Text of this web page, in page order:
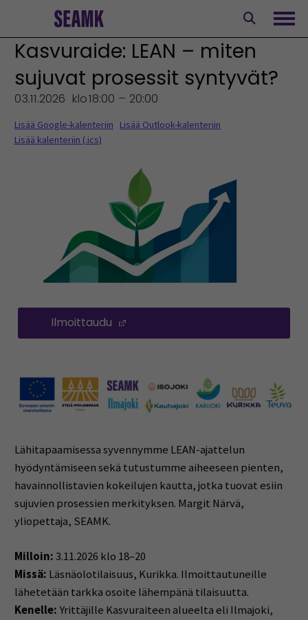
Kasvuraide: LEAN – miten
sujuvat prosessit syntyvät?
03.11.2026 klo18:00 – 20:00
Lisää Google-kalenteriin
Lisää Outlook-kalenteriin
Lisää kalenteriin (.ics)
Ilmoittaudu
Lähitapaamisessa syvennymme LEAN-ajattelun
hyödyntämiseen sekä tutustumme aiheeseen pienten,
havainnollistavien kokeilujen kautta, jotka tuovat esiin
sujuvien prosessien merkityksen. Margit Närvä,
yliopettaja, SEAMK.
Milloin:3.11.2026 klo 18–20
Missä: Läsnäolotilaisuus, Kurikka. Ilmoittautuneille
lähetetään tarkka osoite lähempänä tilaisuutta.
Kenelle:Yrittäjille Kasvuraiteen alueelta eli Ilmajoki,